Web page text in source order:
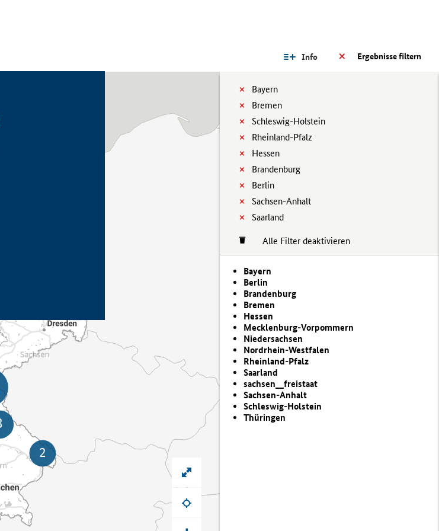
Ergebnisse filtern
Info
Bayern
Bremen
Schleswig-Holstein
Rheinland-Pfalz
Hessen
Brandenburg
Berlin
Sachsen-Anhalt
Saarland
Alle Filter deaktivieren
Bayern
Berlin
Brandenburg
Bremen
Hessen
Mecklenburg-Vorpommern
Niedersachsen
Nordrhein-Westfalen
Rheinland-Pfalz
Saarland
sachsen__freistaat
Sachsen-Anhalt
Schleswig-Holstein
Thüringen